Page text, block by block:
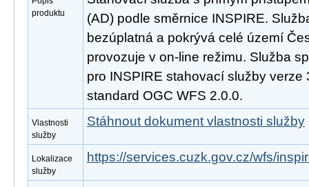
produktu
(AD) podle směrnice INSPIRE.
bezúplatná a pokrývá celé území
provozuje v on-line režimu. Služba
pro INSPIRE stahovací služby verze
standard OGC WFS 2.0.0.
Vlastnosti
služby
Stáhnout dokument vlastnosti služby
Lokalizace
služby
https://services.cuzk.gov.cz/wfs/